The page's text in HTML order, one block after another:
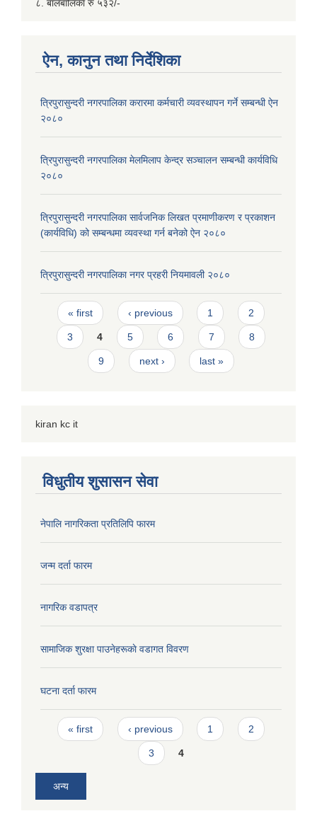
८. बालबालिका रु ५३२/-
ऐन, कानुन तथा निर्देशिका
त्रिपुरासुन्दरी नगरपालिका करारमा कर्मचारी व्यवस्थापन गर्ने सम्बन्धी ऐन
२०८०
त्रिपुरासुन्दरी नगरपालिका मेलमिलाप केन्द्र सञ्चालन सम्बन्धी कार्यविधि
२०८०
त्रिपुरासुन्दरी नगरपालिका सार्वजनिक लिखत प्रमाणीकरण र प्रकाशन
(कार्यविधि) को सम्बन्धमा व्यवस्था गर्न बनेको ऐन २०८०
त्रिपुरासुन्दरी नगरपालिका नगर प्रहरी नियमावली २०८०
Pages
« first ‹ previous 1 2
3 4 5 6 7 8
9 next › last »
kiran kc it
विधुतीय शुसासन सेवा
नेपालि नागरिकता प्रतिलिपि फारम
जन्म दर्ता फारम
नागरिक वडापत्र
सामाजिक शुरक्षा पाउनेहरूकाे वडागत विवरण
घटना दर्ता फारम
Pages
« first ‹ previous 1 2
3 4
अन्य